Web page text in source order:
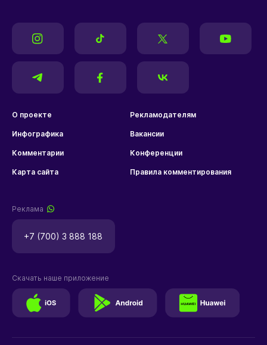
О проекте Рекламодателям
Инфографика Вакансии
Комментарии Конференции
Карта сайта Правила комментирования
Реклама
+7 (700) 3 888 188
Скачать наше приложение